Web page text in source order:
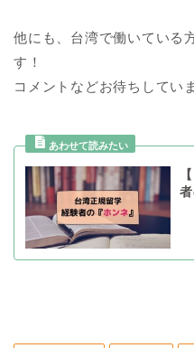
他にも、台湾で働いている
す！
コメントなどお待ちしてい